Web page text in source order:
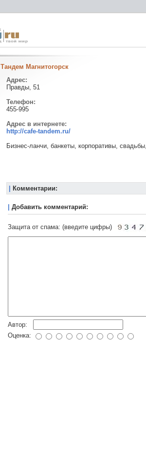
Тандем Магнитогорск
Адрес:
Правды, 51
Телефон:
455-995
Адрес в интернете:
http://cafe-tandem.ru/
Бизнес-ланчи, банкеты, корпоративы,
Комментарии:
Добавить комментарий:
Защита от спама: (введите цифры)
Автор:
Оценка: